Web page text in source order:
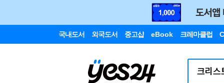
국내도서 외국도서 중고샵 eBook 크레마클럽